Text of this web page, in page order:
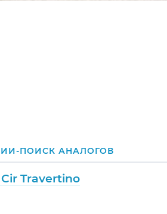
ИИ-ПОИСК АНАЛОГОВ
Travertino